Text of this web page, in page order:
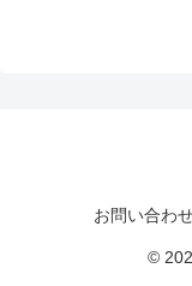
お問い合わ
©